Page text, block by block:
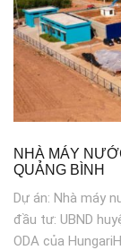
NHÀ MÁY
QUẢNG BÌNH
Dự án: Nhà máy
đầu tư: UBND
ODA của